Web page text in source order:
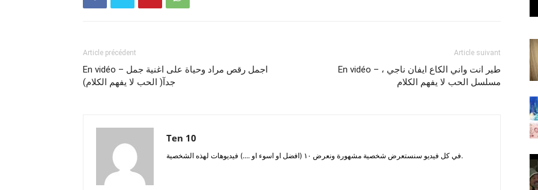
Article précédent
En vidéo – اجمل رقص مراد وحياة على اغنية جمل
جدآ( الحب لا يفهم الكلام)
Article suivant
En vidéo – طير انت واني الكاع ايفان ناجي ،
مسلسل الحب لا يفهم الكلام
Ten 10
في كل فيديو سنستعرض شخصية مشهورة ونعرض ١٠ (افضل او اسوء او ....) فيديوهات لهذه الشخصية.